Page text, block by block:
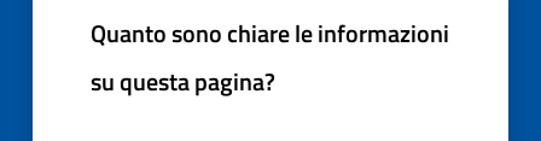
Quanto sono chiare le informazioni
su questa pagina?